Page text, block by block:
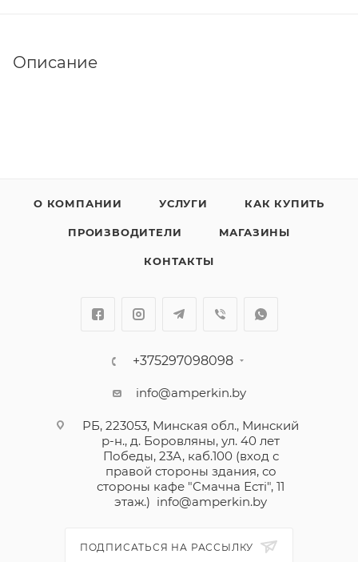
Описание
О КОМПАНИИ УСЛУГИ КАК КУПИТЬ
ПРОИЗВОДИТЕЛИ МАГАЗИНЫ
КОНТАКТЫ
+375297098098
info@amperkin.by
РБ, 223053, Минская обл., Минский
р-н., д. Боровляны, ул. 40 лет
Победы, 23А, каб.100 (вход с
правой стороны здания, со
стороны кафе "Смачна Естi", 11
этаж.) info@amperkin.by
ПОДПИСАТЬСЯ НА РАССЫЛКУ